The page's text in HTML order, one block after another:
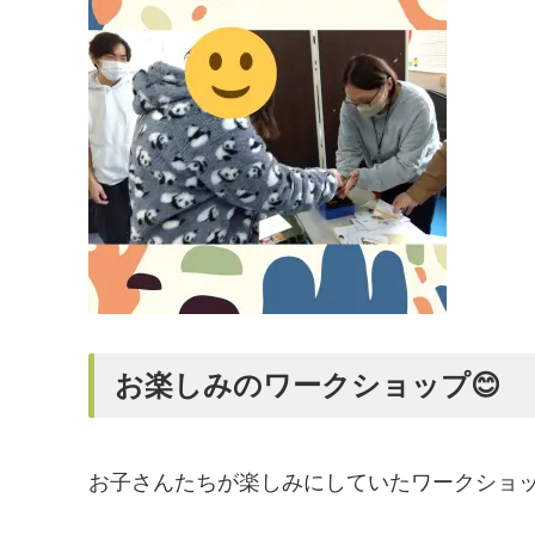
お楽しみのワークショップ😊
お子さんたちが楽しみにしていたワークショ